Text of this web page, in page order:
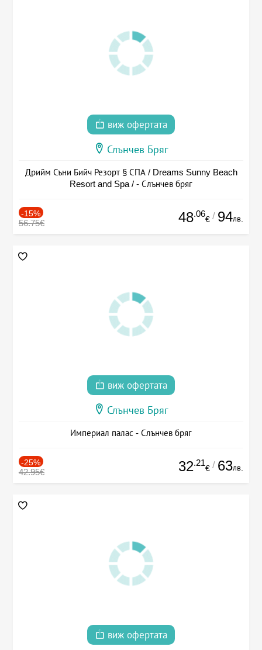
виж офертата
Слънчев Бряг
Дрийм Съни Бийч Резорт § СПА / Dreams Sunny Beach
Resort and Spa / - Слънчев бряг
-15%
56.75€ 48.06
€ / 94лв.
виж офертата
Слънчев Бряг
Империал палас - Слънчев бряг
-25%
42.95€ 32.21
€ / 63лв.
виж офертата